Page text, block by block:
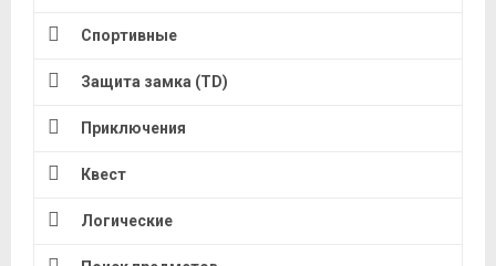
Спортивные
Защита замка (TD)
Приключения
Квест
Логические